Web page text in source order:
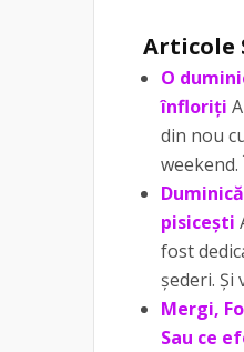
Articole
O
înfloriți
din nou
weekend.
pisicești
fost
șederi. Și
Mergi,
Sau ce